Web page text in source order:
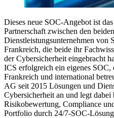
Dieses neue SOC-Angebot ist
Partnerschaft zwischen den
Dienstleistungsunternehmen von
Frankreich, die beide ihr
der Cybersicherheit eingebracht
ICS erfolgreich ein eigenes SOC,
Frankreich und international
AG seit 2015 Lösungen und
Cybersicherheit an und legt dabei
Risikobewertung, Compliance
Portfolio durch 24/7-SOC-